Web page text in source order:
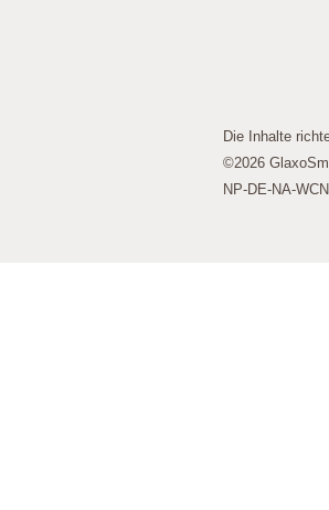
Die Inhalte
©2026
NP-DE-NA-
werden
Werbe-